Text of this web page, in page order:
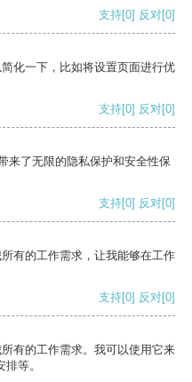
支持[0] 反对[0]
化一下，比如将设置页面进行优
支持[0] 反对[0]
来了无限的隐私保护和安全性保
支持[0] 反对[0]
有的工作需求，让我能够在工作
支持[0] 反对[0]
有的工作需求。我可以使用它来
等。